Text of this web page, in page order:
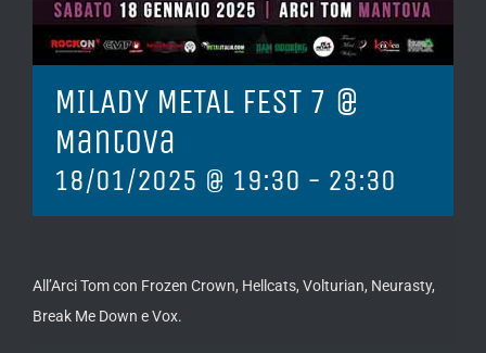
MILADY METAL FEST 7 @
Mantova
18/01/2025 @ 19:30 - 23:30
All’Arci Tom con Frozen Crown, Hellcats, Volturian, Neurasty,
Break Me Down e Vox.